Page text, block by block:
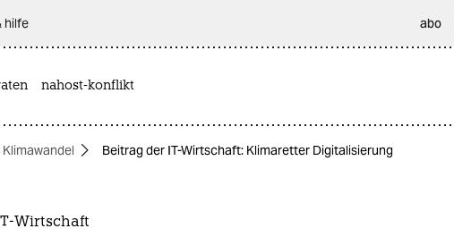
hilfe abo
nahost-konflikt
Klimawandel Beitrag der IT-Wirtschaft: Klimaretter Digitalisierung
Wirtschaft